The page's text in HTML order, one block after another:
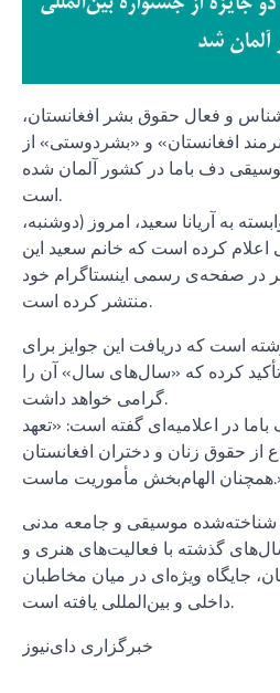
و فعال حقوق بشر افغانستان،
افغانستان» و «بشردوستی» از
دف باما در کشور آلمان شده
است.
به آریانا سعید، امروز (دوشنبه،
اعلام کرده است که خانم سعید این
در صفحه‌ی رسمی اینستاگرام خود
منتشر کرده است.
است که دریافت این جوایز برای
کرده که «سال‌های سال» آن را
گرامی خواهد داشت.
در اعلامیه‌ای گفته است: «تعهد
از حقوق زنان و دختران افغانستان
ماست.»
شناخته‌شده موسیقی و جامعه‌ مدنی
گذشته با فعالیت‌های هنری و
جایگاه ویژه‌ای در میان مخاطبان
داخلی و بین‌المللی یافته است.
خبرگزاری دای‌نیوز